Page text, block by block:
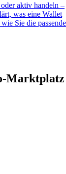
aktiv handeln –
was eine Wallet
Sie die passende
Marktplatz